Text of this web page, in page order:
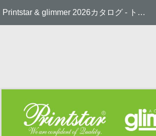
Printstar & glimmer 2026カタログ - トムス株式会社